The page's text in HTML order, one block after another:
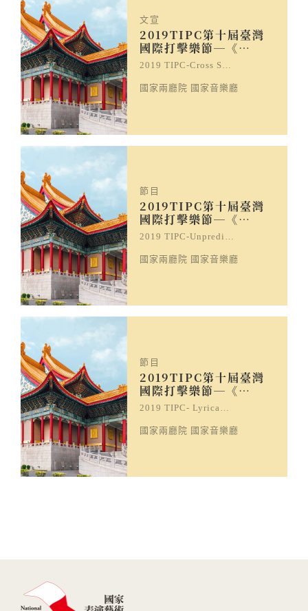
文宣
2019TIPC第十屆臺灣
國際打擊樂節─《…
2019 TIPC-Cross S…
國家兩廳院 國家音樂廳
節目
2019TIPC第十屆臺灣
國際打擊樂節─《…
2019 TIPC-Unpredi…
國家兩廳院 國家音樂廳
節目
2019TIPC第十屆臺灣
國際打擊樂節─《…
2019 TIPC- Lyrica…
國家兩廳院 國家音樂廳